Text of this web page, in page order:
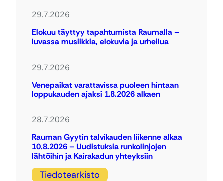
29.7.2026
Elokuu täyttyy tapahtumista Raumalla –
luvassa musiikkia, elokuvia ja urheilua
29.7.2026
Venepaikat varattavissa puoleen hintaan
loppukauden ajaksi 1.8.2026 alkaen
28.7.2026
Rauman Gyytin talvikauden liikenne alkaa
10.8.2026 – Uudistuksia runkolinjojen
lähtöihin ja Kairakadun yhteyksiin
Tiedotearkisto